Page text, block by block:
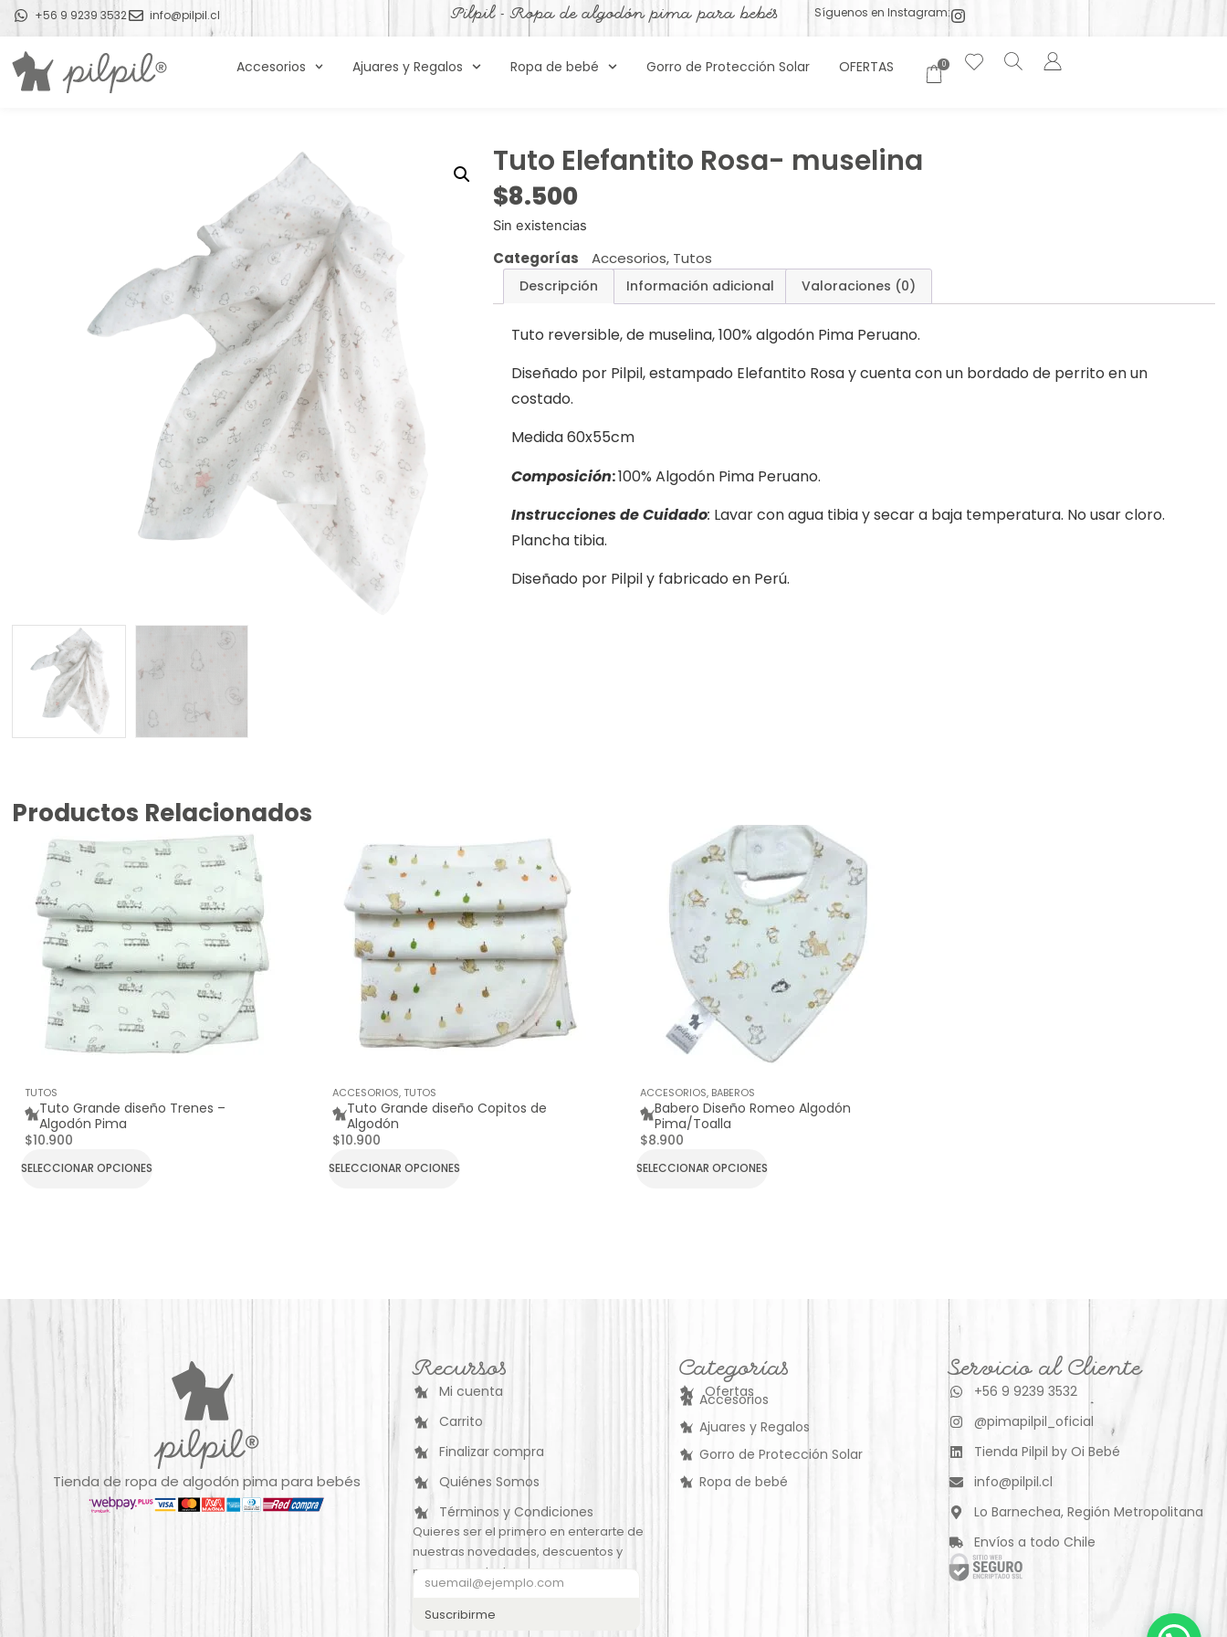
+56 9 9239 3532 info@pilpil.cl Pilpil - Ropa de algodón pima para bebés Síguenos en Instagram:
Accesorios Ajuares y Regalos Ropa de bebé Gorro de Protección Solar OFERTAS 0
Tuto Elefantito Rosa- muselina
$8.500
Sin existencias
Categorías Accesorios, Tutos
Descripción Información adicional Valoraciones (0)
Tuto reversible, de muselina, 100% algodón Pima Peruano.
Diseñado por Pilpil, estampado Elefantito Rosa y cuenta con un bordado de perrito en un
costado.
Medida 60x55cm
Composición:100% Algodón Pima Peruano.
Instrucciones de Cuidado: Lavar con agua tibia y secar a baja temperatura. No usar cloro.
Plancha tibia.
Diseñado por Pilpil y fabricado en Perú.
Productos Relacionados
TUTOS
Tuto Grande diseño Trenes –
Algodón Pima
$10.900
SELECCIONAR OPCIONES
ACCESORIOS, TUTOS
Tuto Grande diseño Copitos de
Algodón
$10.900
SELECCIONAR OPCIONES
ACCESORIOS, BABEROS
Babero Diseño Romeo Algodón
Pima/Toalla
$8.900
SELECCIONAR OPCIONES
Tienda de ropa de algodón pima para bebés
Recursos
Mi cuenta
Carrito
Finalizar compra
Quiénes Somos
Términos y Condiciones
Quieres ser el primero en enterarte de
nuestras novedades, descuentos y
nuevos productos:
Suscribirme
Categorías
Ofertas
Accesorios
Ajuares y Regalos
Gorro de Protección Solar
Ropa de bebé
Servicio al Cliente
+56 9 9239 3532
@pimapilpil_oficial
Tienda Pilpil by Oi Bebé
info@pilpil.cl
Lo Barnechea, Región Metropolitana
Envíos a todo Chile